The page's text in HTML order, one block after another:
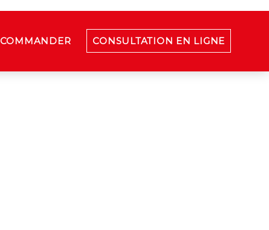
COMMANDER CONSULTATION EN LIGNE